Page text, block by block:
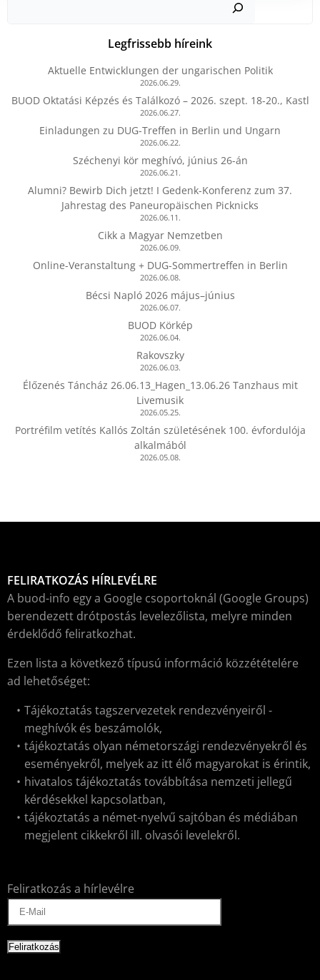
Legfrissebb híreink
Aktuelle Entwicklungen der ungarischen Politik
2026.06.29.
BUOD Oktatási Képzés és Találkozó – 2026. szept. 18-20., Kastl
2026.06.27.
Einladungen zu DUG-Treffen in Berlin und Ungarn
2026.06.22.
Széchenyi kör meghívó, június 26-án
2026.06.21.
Alumni? Bewirb Dich jetzt! I Gedenk-Konferenz zum 37.
Jahrestag des Paneuropäischen Picknicks
2026.06.11.
Cikk a Magyar Nemzetben
2026.06.09.
Online-Veranstaltung + DUG-Sommertreffen in Berlin
2026.06.08.
Bécsi Napló 2026 május–június
2026.06.07.
BUOD Körkép
2026.06.04.
Rakovszky
2026.06.03.
Élőzenés Táncház 26.06.13_Hagen_13.06.26 Tanzhaus mit
Livemusik
2026.05.25.
Portréfilm vetítés Kallós Zoltán születésének 100. évfordulója
alkalmából
2026.05.08.
FELIRATKOZÁS HÍRLEVÉLRE
A buod-info egy a Google csoportoknál (Google Groups)
berendezett drótpostás levelezőlista, melyre minden
érdeklődő feliratkozhat.
Ezen lista a következő típusú információ közzétételére
ad lehetőséget:
Tájékoztatás tagszervezetek rendezvényeiről -
meghívók és beszámolók,
tájékoztatás olyan németországi rendezvényekről és
eseményekről, melyek az itt élő magyarokat is érintik,
hivatalos tájékoztatás továbbítása nemzeti jellegű
kérdésekkel kapcsolatban,
tájékoztatás a német-nyelvű sajtóban és médiában
megjelent cikkekről ill. olvasói levelekről.
Feliratkozás a hírlevélre